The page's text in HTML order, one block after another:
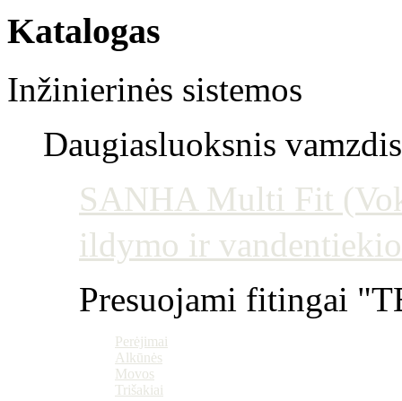
Katalogas
Inžinierinės sistemos
Daugiasluoksnis
SANHA Multi Fit
ildymo ir
Presuojami fitingai
Perėjimai
Alkūnės
Movos
Trišakiai